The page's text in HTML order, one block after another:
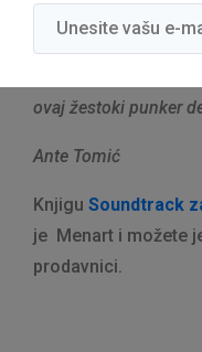
ovdje nam je možda
ovaj žestoki punker
Ante Tomić
Knjigu Soundtrack
je Menart i možete
prodavnici.